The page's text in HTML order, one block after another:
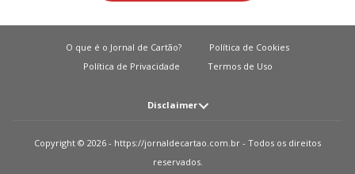
O que é o Jornal de Cartão?
Política de Cookies
Política de Privacidade
Termos de Uso
Disclaimer
em dinheiro para liberação de qualquer tipo de produto financeiro, seja
cartão de crédito, financiamento ou empréstimo. Caso isto aconteça nos
Copyright © 2026 - https://jornaldecartao.com.br - Todos os direitos
reservados.